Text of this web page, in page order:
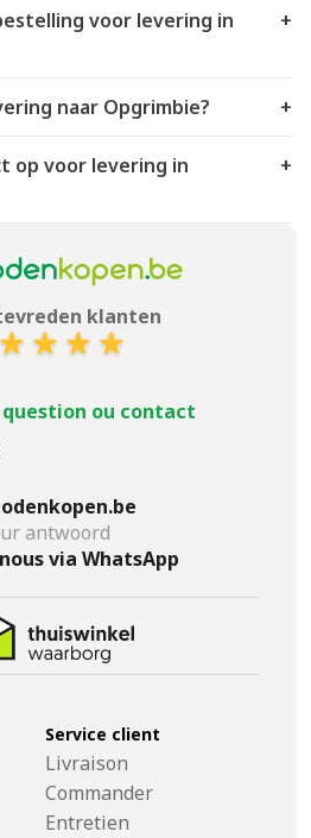
voor levering in
+
naar Opgrimbie? +
op voor levering in
+
klanten
ou contact
antwoord
via WhatsApp
Service client
Livraison
Commander
Entretien